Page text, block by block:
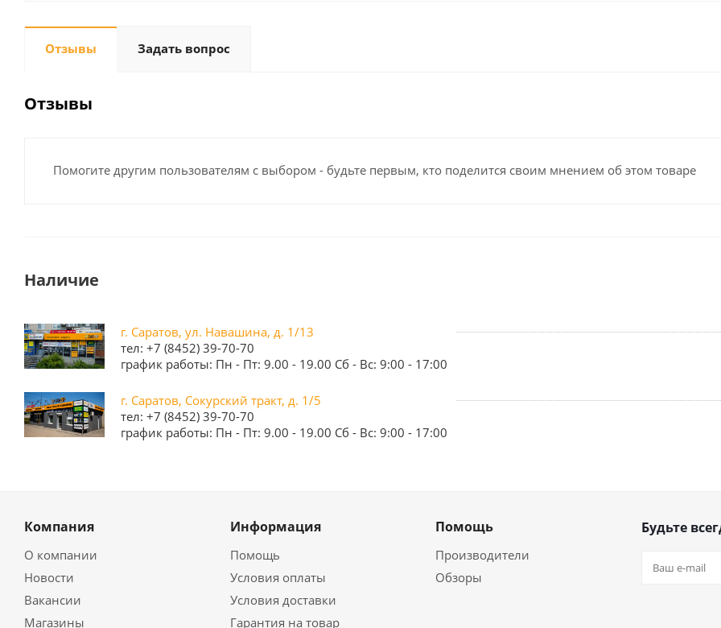
Отзывы Задать вопрос
Отзывы
Помогите другим пользователям с выбором - будьте первым, кто поделится своим мнением об этом товаре
Наличие
г. Саратов, ул. Навашина, д. 1/13
тел: +7 (8452) 39-70-70
график работы: Пн - Пт: 9.00 - 19.00 Сб - Вс: 9:00 - 17:00
г. Саратов, Сокурский тракт, д. 1/5
тел: +7 (8452) 39-70-70
график работы: Пн - Пт: 9.00 - 19.00 Сб - Вс: 9:00 - 17:00
Компания
О компании
Новости
Вакансии
Магазины
Информация
Помощь
Условия оплаты
Условия доставки
Гарантия на товар
Помощь
Производители
Обзоры
Будьте